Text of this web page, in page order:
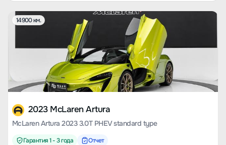
14900 км.
2023 McLaren Artura
McLaren Artura 2023 3.0T PHEV standard type
Гарантия 1 - 3 года Отчет